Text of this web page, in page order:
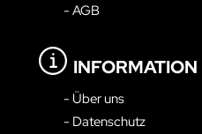
- AGB
INFORMATION
- Über uns
- Datenschutz